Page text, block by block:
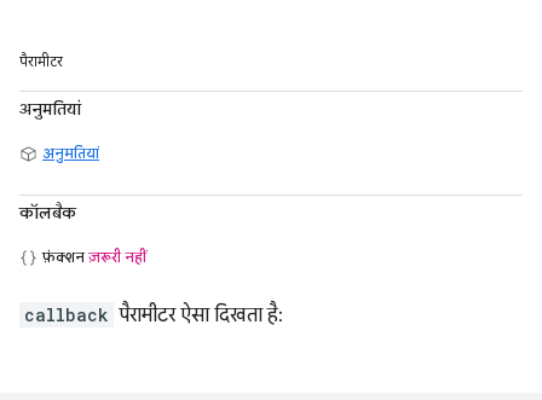
पैरामीटर
अनुमतियां
अनुमतियां
कॉलबैक
फ़ंक्शनज़रूरी नहीं
callback पैरामीटर ऐसा दिखता है: